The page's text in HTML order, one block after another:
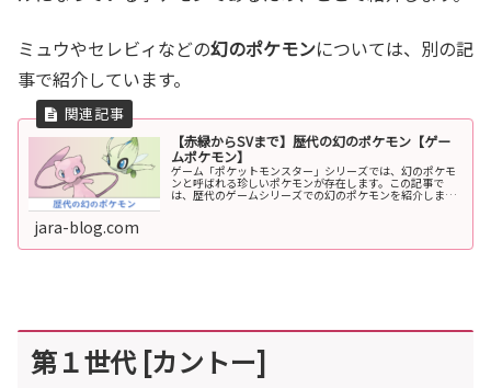
ミュウやセレビィなどの幻のポケモンについては、別の記
事で紹介しています。
【赤緑からSVまで】歴代の幻のポケモン【ゲー
ムポケモン】
ゲーム「ポケットモンスター」シリーズでは、幻のポケモ
ンと呼ばれる珍しいポケモンが存在します。この記事で
は、歴代のゲームシリーズでの幻のポケモンを紹介しま
jara-blog.com
第１世代 [カントー]